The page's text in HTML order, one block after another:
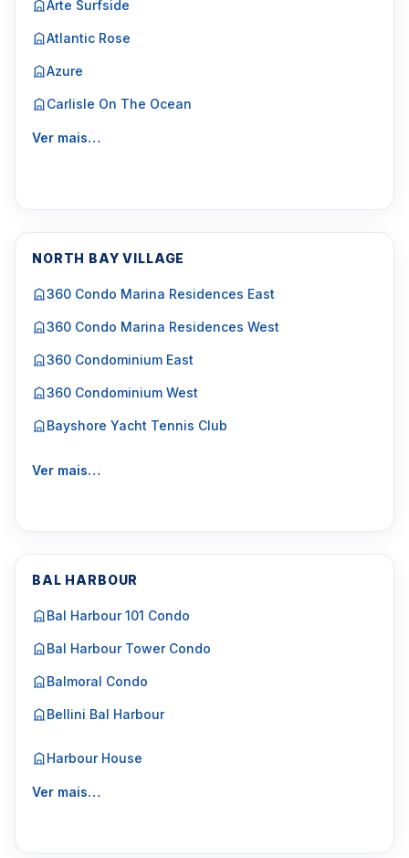
Arte Surfside
Atlantic Rose
Azure
Carlisle On The Ocean
Ver mais…
NORTH BAY VILLAGE
360 Condo Marina Residences East
360 Condo Marina Residences West
360 Condominium East
360 Condominium West
Bayshore Yacht Tennis Club
Ver mais…
BAL HARBOUR
Bal Harbour 101 Condo
Bal Harbour Tower Condo
Balmoral Condo
Bellini Bal Harbour
Harbour House
Ver mais…